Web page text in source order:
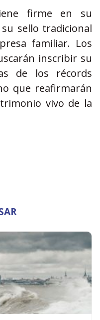
firme en su
sello tradicional
familiar. Los
inscribir su
de los récords
que reafirmarán
vivo de la